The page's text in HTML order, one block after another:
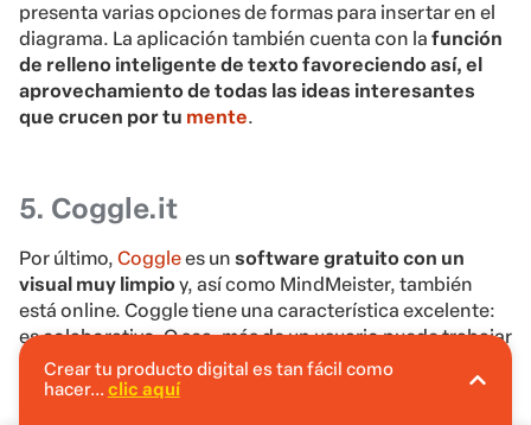
presenta varias opciones de formas para insertar en el
diagrama. La aplicación también cuenta con la función
de relleno inteligente de texto favoreciendo así, el
aprovechamiento de todas las ideas interesantes
que crucen por tu mente.
5. Coggle.it
Por último, Cogglees un software gratuito con un
visual muy limpio y, así como MindMeister, también
está online. Coggle tiene una característica excelente:
es colaborativo. O sea, más de un usuario puede trabajar
en el mismo mapa mental.
En Hotmart puedes crear tu producto digital
Crear tu producto digital es tan fácil como
hacer... clic aquí